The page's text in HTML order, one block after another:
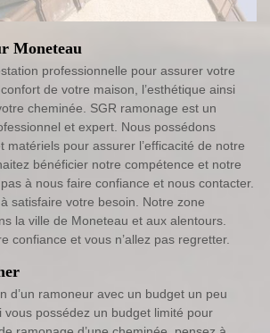
Moneteau
professionnelle pour assurer votre
de votre maison, l’esthétique ainsi
cheminée. SGR ramonage est un
et expert. Nous possédons
matériels pour assurer l’efficacité de notre
bénéficier notre compétence et notre
à nous faire confiance et nous contacter.
satisfaire votre besoin. Notre zone
la ville de Moneteau et aux alentours.
confiance et vous n’allez pas regretter.
d’un ramoneur avec un budget un peu
vous possédez un budget limité pour